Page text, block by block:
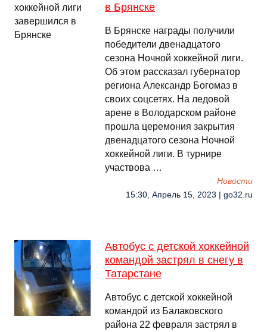
в Брянске
В Брянске награды получили
победители двенадцатого
сезона Ночной хоккейной лиги.
Об этом рассказал губернатор
региона Александр Богомаз в
своих соцсетях. На ледовой
арене в Володарском районе
прошла церемония закрытия
двенадцатого сезона Ночной
хоккейной лиги. В турнире
участвова …
Новости
15:30, Апрель 15, 2023 | go32.ru
Автобус с детской хоккейной
командой застрял в снегу в
Татарстане
Автобус с детской хоккейной
командой из Балаковского
района 22 февраля застрял в